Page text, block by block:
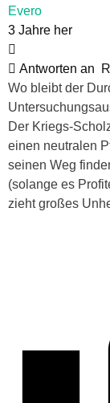
Evero
3 Jahre her
Antworten an
Wo bleibt der
Der Kriegs-
einen neutralen
seinen Weg
(solange es
zieht großes